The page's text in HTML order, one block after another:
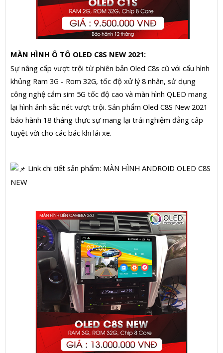
MÀN HÌNH Ô TÔ OLED C8S NEW 2021:
Sự nâng cấp vượt trội từ phiên bản Oled C8s cũ với cấu hình
khủng Ram 3G - Rom 32G, tốc độ xử lý 8 nhân, sử dụng
công nghệ cắm sim 5G tốc độ cao và màn hình QLED mang
lại hình ảnh sắc nét vượt trội. Sản phẩm Oled C8S New 2021
bảo hành 18 tháng thực sự mang lại trải nghiệm đẳng cấp
tuyệt vời cho các bác khi lái xe.
Link chi tiết sản phẩm: MÀN HÌNH ANDROID OLED C8S
NEW